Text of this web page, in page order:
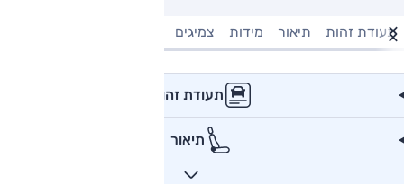
תעודת זהות תיאור מידות צמיגים
תעודת זהות
תיאור